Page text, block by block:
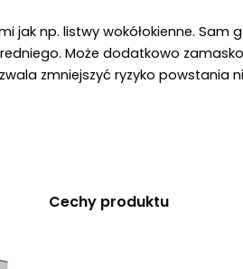
jak np. listwy wokółokienne. Sam
Może dodatkowo
zmniejszyć ryzyko powstania
Cechy produktu